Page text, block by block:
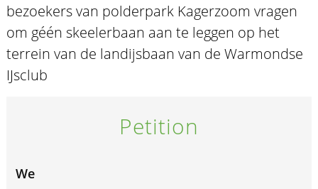
bezoekers van polderpark Kagerzoom vragen
om géén skeelerbaan aan te leggen op het
terrein van de landijsbaan van de Warmondse
IJsclub
Petition
We